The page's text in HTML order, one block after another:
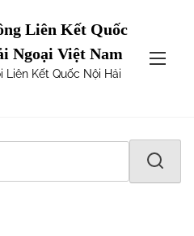
Liên Kết Quốc
Ngoại Việt Nam
Liên Kết Quốc Nội Hải
on this server. Maybe
a search?